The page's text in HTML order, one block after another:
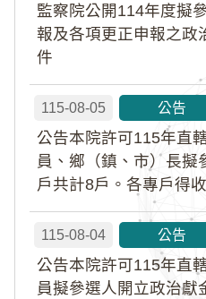
及紅十字國際委員會、
監察院公開114年度擬
報及各項更正申報之政
件
115-08-05 公告
公告本院許可115年直
員、鄉（鎮、市）長擬
戶共計8戶。各專戶得
115-08-04 公告
公告本院許可115年直
員擬參選人開立政治獻